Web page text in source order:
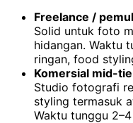
Freelance /
Solid untuk foto
hidangan. Waktu
ringan, food
Komersial mid-
Studio fotografi
styling termasuk
Waktu tunggu